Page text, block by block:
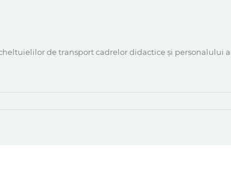
de transport cadrelor didactice și